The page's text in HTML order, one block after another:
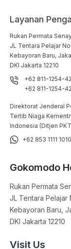
Layanan
Rukan Permata
JL Tentara Pelajar No
Kebayoran Baru,
DKI Jakarta 12210
+62 811-1254-
+62 811-1254-
Direktorat Jenderal
Tertib Niaga
Indonesia (Ditjen
+62 853 1111 1010
Gokomodo
Rukan Permata
JL Tentara Pelajar
Kebayoran Baru,
DKI Jakarta 12210
Visit Us